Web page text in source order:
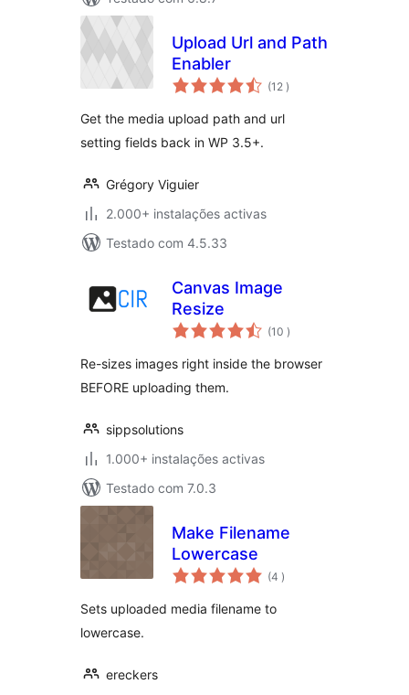
Upload Url and Path
Enabler
(12 classificações
)
Get the media upload path and url
setting fields back in WP 3.5+.
Grégory Viguier
2.000+ instalações activas
Testado com 4.5.33
Canvas Image
Resize
(10 classificações
)
Re-sizes images right inside the browser
BEFORE uploading them.
sippsolutions
1.000+ instalações activas
Testado com 7.0.3
Make Filename
Lowercase
(4 classificações
)
Sets uploaded media filename to
lowercase.
ereckers